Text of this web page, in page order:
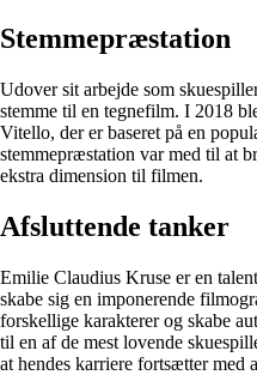
Stemmepræstation
Udover sit arbejde som
stemme til en tegnefilm. I 2018
Vitello, der er baseret på en
stemmepræstation var med til at
ekstra dimension til filmen.
Afsluttende tanker
Emilie Claudius Kruse er en
skabe sig en imponerende
forskellige karakterer og skabe
til en af de mest lovende
at hendes karriere fortsætter med